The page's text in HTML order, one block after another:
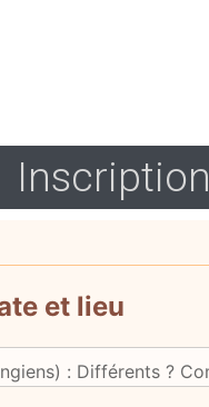
Inscription
et lieu